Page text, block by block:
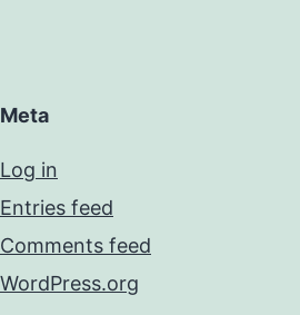
Meta
Log in
Entries feed
Comments feed
WordPress.org